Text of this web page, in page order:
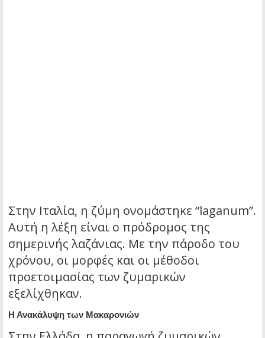
Στην Ιταλία, η ζύμη ονομάστηκε “laganum”.
Αυτή η λέξη είναι ο πρόδρομος της
σημερινής λαζάνιας. Με την πάροδο του
χρόνου, οι μορφές και οι μέθοδοι
προετοιμασίας των ζυμαρικών
εξελίχθηκαν.
Η Ανακάλυψη των Μακαρονιών